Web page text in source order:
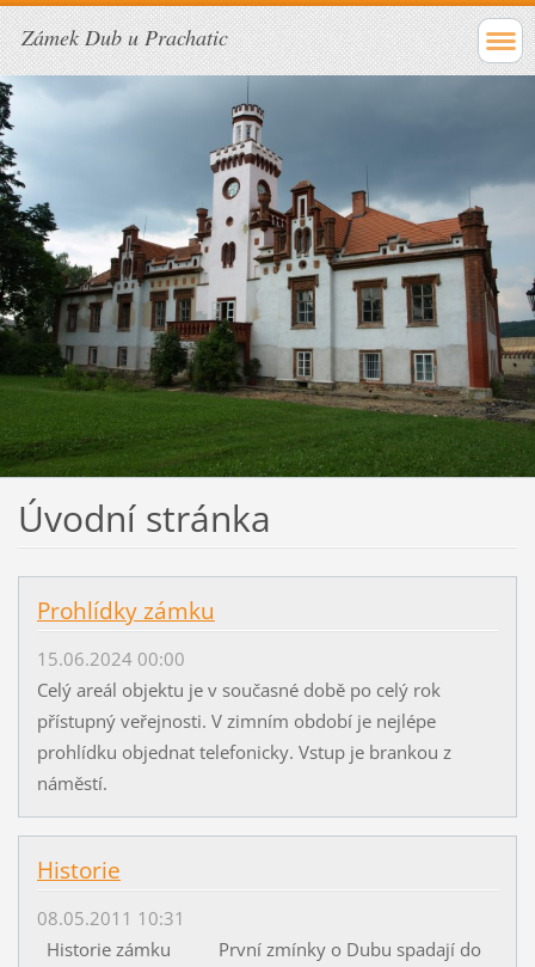
Zámek Dub u Prachatic
Úvodní stránka
Prohlídky zámku
15.06.2024 00:00
Celý areál objektu je v současné době po celý rok
přístupný veřejnosti. V zimním období je nejlépe
prohlídku objednat telefonicky. Vstup je brankou z
náměstí.
Historie
08.05.2011 10:31
Historie zámku První zmínky o Dubu spadají do